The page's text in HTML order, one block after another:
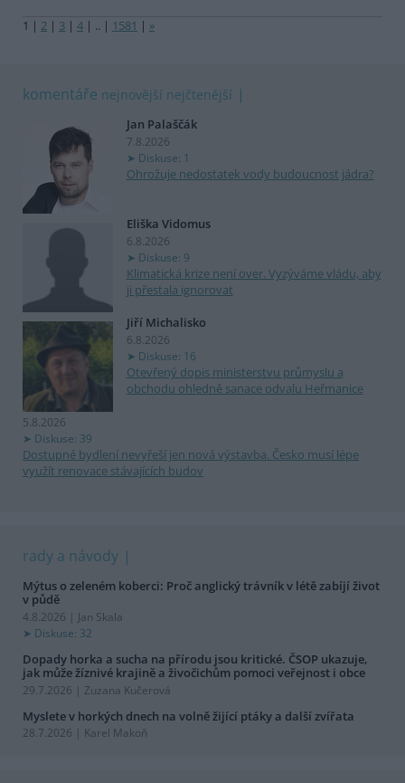
1 | 2 | 3 | 4 | .. | 1581 | »
komentáře nejnovější nejčtenější
Jan Palaščák
7.8.2026
Diskuse: 1
Ohrožuje nedostatek vody budoucnost jádra?
Eliška Vidomus
6.8.2026
Diskuse: 9
Klimatická krize není over. Vyzýváme vládu, aby
ji přestala ignorovat
Jiří Michalisko
6.8.2026
Diskuse: 16
Otevřený dopis ministerstvu průmyslu a
obchodu ohledně sanace odvalu Heřmanice
5.8.2026
Diskuse: 39
Dostupné bydlení nevyřeší jen nová výstavba. Česko musí lépe
využít renovace stávajících budov
rady a návody
Mýtus o zeleném koberci: Proč anglický trávník v létě zabíjí život
v půdě
4.8.2026 | Jan Skala
Diskuse: 32
Dopady horka a sucha na přírodu jsou kritické. ČSOP ukazuje,
jak může žíznivé krajině a živočichům pomoci veřejnost i obce
29.7.2026 | Zuzana Kučerová
Myslete v horkých dnech na volně žijící ptáky a další zvířata
28.7.2026 | Karel Makoň